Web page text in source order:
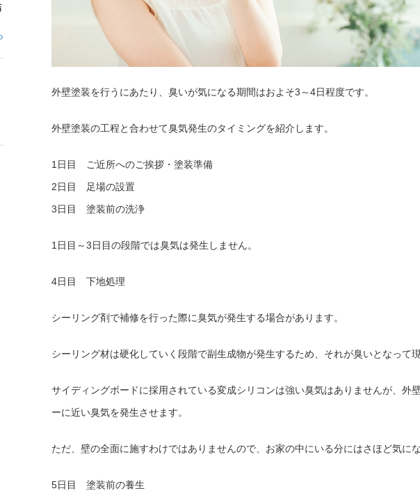
外壁塗装を行うにあたり、臭いが気になる期間はおよそ3～4日程度です。
外壁塗装の工程と合わせて臭気発生のタイミングを紹介します。
1日目 ご近所へのご挨拶・塗装準備
2日目 足場の設置
3日目 塗装前の洗浄
1日目～3日目の段階では臭気は発生しません。
4日目 下地処理
シーリング剤で補修を行った際に臭気が発生する場合があります。
シーリング材は硬化していく段階で副生成物が発生するため、それが臭いとなって
サイディングボードに採用されている変成シリコンは強い臭気はありませんが、外
ーに近い臭気を発生させます。
ただ、壁の全面に施すわけではありませんので、お家の中にいる分にはさほど気に
5日目 塗装前の養生